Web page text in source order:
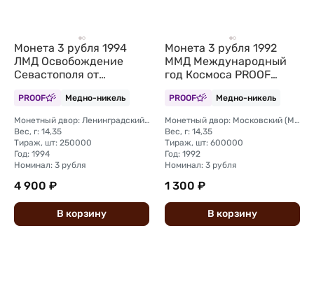
Монета 3 рубля 1994
ЛМД Освобождение
Севастополя от
войск 50 лет (запайка)
PROOF Медно-никель
Монетный двор: Ленинградский (ЛМД)
Вес, г: 14,35
Тираж, шт: 250000
Год: 1994
Номинал: 3 рубля
4 900 ₽
В корзину
Монета 3 рубля 1992
ММД Международный
год Космоса PROOF
PROOF Медно-никель
Монетный двор: Московский (ММД)
Вес, г: 14,35
Тираж, шт: 600000
Год: 1992
Номинал: 3 рубля
1 300 ₽
В корзину